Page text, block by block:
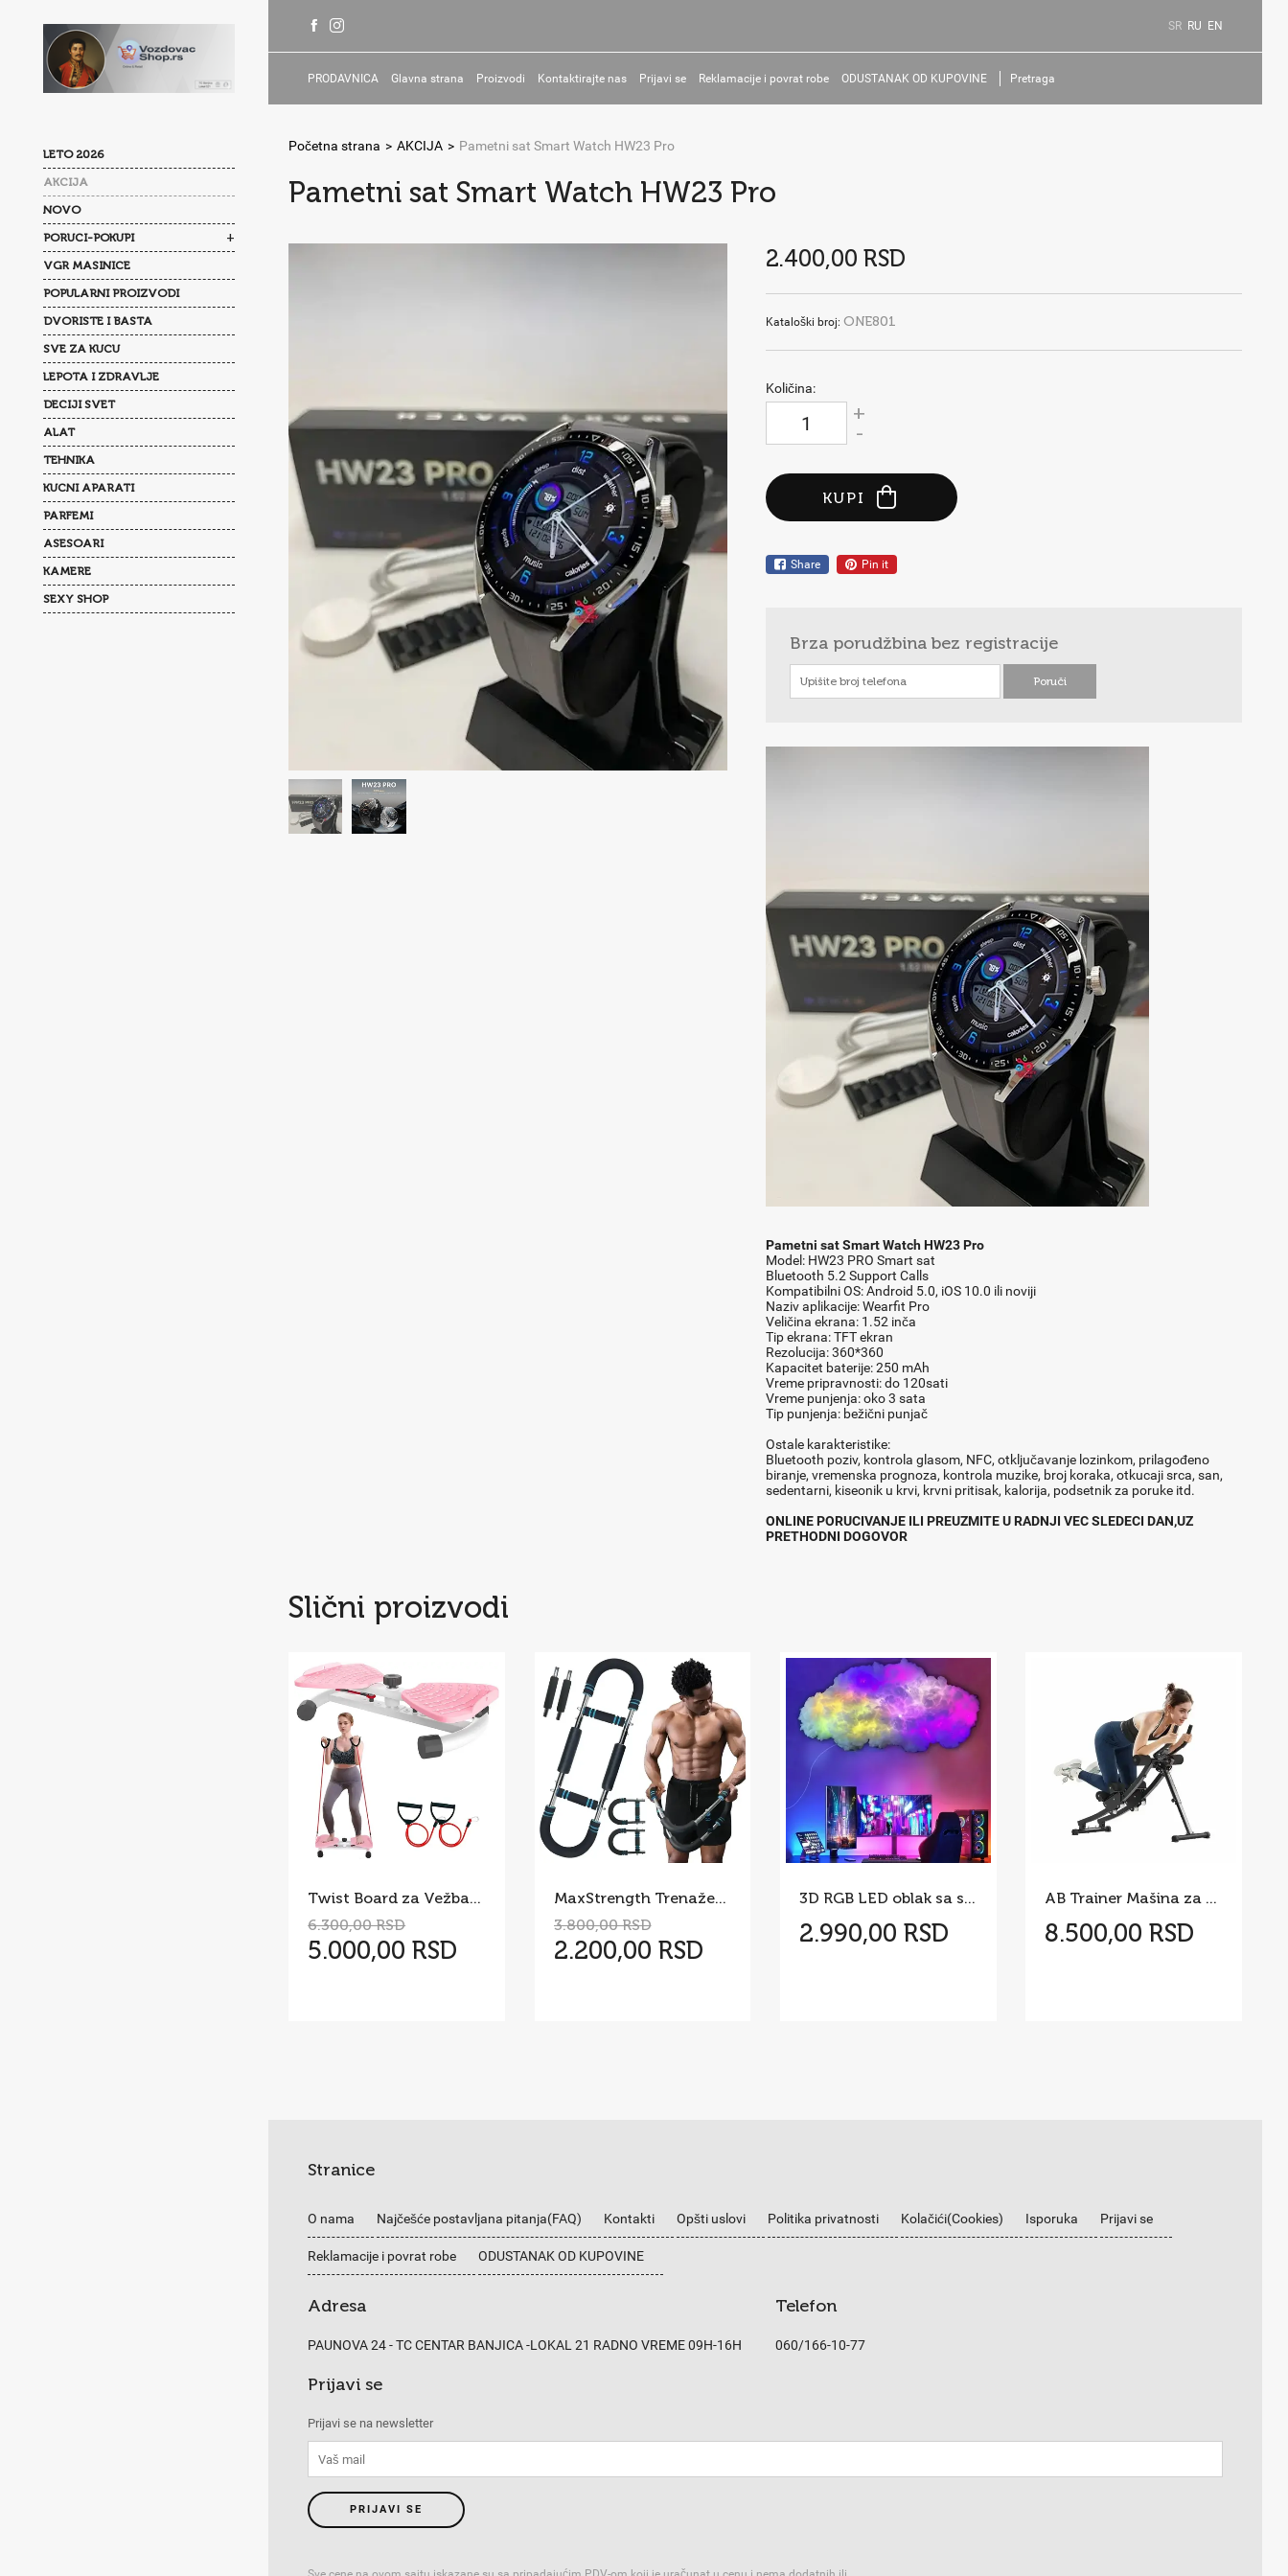
LETO 2026
AKCIJA
NOVO
PORUCI-POKUPI +
VGR MASINICE
POPULARNI PROIZVODI
DVORISTE I BASTA
SVE ZA KUCU
LEPOTA I ZDRAVLJE
DECIJI SVET
ALAT
TEHNIKA
KUCNI APARATI
PARFEMI
ASESOARI
KAMERE
SEXY SHOP
SR RU EN
PRODAVNICA Glavna strana Proizvodi Kontaktirajte nas Prijavi se Reklamacije i povrat robe ODUSTANAK OD KUPOVINE Pretraga
Početna strana > AKCIJA > Pametni sat Smart Watch HW23 Pro
Pametni sat Smart Watch HW23 Pro
2.400,00 RSD
Kataloški broj: ONE801
Količina:
+
-
KUPI
Share Pin it
Brza porudžbina bez registracije
Pametni sat Smart Watch HW23 Pro
Model: HW23 PRO Smart sat
Bluetooth 5.2 Support Calls
Kompatibilni OS: Android 5.0, iOS 10.0 ili noviji
Naziv aplikacije: Wearfit Pro
Veličina ekrana: 1.52 inča
Tip ekrana: TFT ekran
Rezolucija: 360*360
Kapacitet baterije: 250 mAh
Vreme pripravnosti: do 120sati
Vreme punjenja: oko 3 sata
Tip punjenja: bežični punjač
Ostale karakteristike:
Bluetooth poziv, kontrola glasom, NFC, otključavanje lozinkom, prilagođeno
biranje, vremenska prognoza, kontrola muzike, broj koraka, otkucaji srca, san,
sedentarni, kiseonik u krvi, krvni pritisak, kalorija, podsetnik za poruke itd.
ONLINE PORUCIVANJE ILI PREUZMITE U RADNJI VEC SLEDECI DAN,UZ
PRETHODNI DOGOVOR
Slični proizvodi
Twist Board za Vežbanje – Rotaciona Sprava za Struk i Stomak
6.300,00 RSD
5.000,00 RSD
MaxStrength Trenažer za Jačanje Celog Tela
3.800,00 RSD
2.200,00 RSD
3D RGB LED oblak sa svetlosnim efektima – 200 cm
2.990,00 RSD
AB Trainer Mašina za Trbušnjake 200 kg
8.500,00 RSD
Stranice
O nama Najčešće postavljana pitanja(FAQ) Kontakti Opšti uslovi Politika privatnosti Kolačići(Cookies) Isporuka Prijavi se
Reklamacije i povrat robe ODUSTANAK OD KUPOVINE
Adresa
PAUNOVA 24 - TC CENTAR BANJICA -LOKAL 21 RADNO VREME 09H-16H
Telefon
060/166-10-77
Prijavi se
Prijavi se na newsletter
PRIJAVI SE